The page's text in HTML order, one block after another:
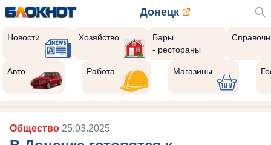
Донецк
Новости Хозяйство
Бары
- рестораны
Авто Работа Магазины
Общество 25.03.2025